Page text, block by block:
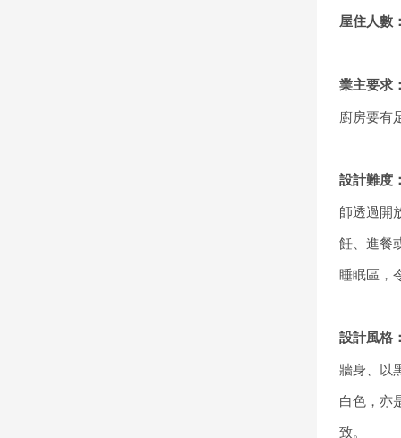
屋住人數
業主要求
廚房要有
設計難度
師透過開
飪、進餐
睡眠區，
設計風格
牆身、以
白色，亦
致。